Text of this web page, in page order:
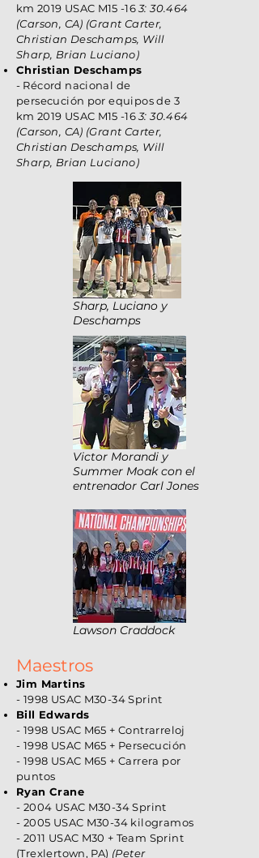
km 2019 USAC M15 -163: 30.464
(Carson, CA) (Grant Carter,
Christian Deschamps, Will
Sharp, Brian Luciano)
Christian Deschamps
- Récord nacional de
persecución por equipos de 3
km 2019 USAC M15 -163: 30.464
(Carson, CA) (Grant Carter,
Christian Deschamps, Will
Sharp, Brian Luciano)
Sharp, Luciano y
Deschamps
Victor Morandi y
Summer Moak con el
entrenador Carl Jones
Lawson Craddock
Maestros
Jim Martins
- 1998 USAC M30-34 Sprint
Bill Edwards
- 1998 USAC M65 + Contrarreloj
- 1998 USAC M65 + Persecución
- 1998 USAC M65 + Carrera por
puntos
Ryan Crane
- 2004 USAC M30-34 Sprint
- 2005 USAC M30-34 kilogramos
- 2011 USAC M30 + Team Sprint
(Trexlertown, PA) (Peter